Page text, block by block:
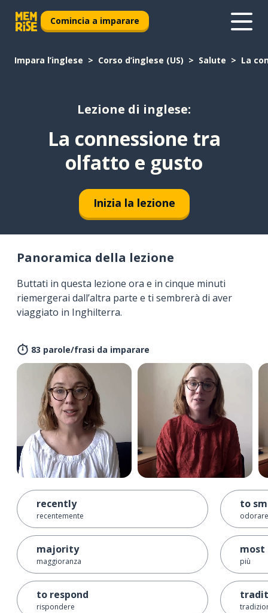
Comincia a imparare
Impara l’inglese Corso d’inglese (US) Salute La
Lezione di inglese:
La connessione tra
olfatto e gusto
Inizia la lezione
Panoramica della lezione
Buttati in questa lezione ora e in cinque minuti
riemergerai dall’altra parte e ti sembrerà di aver
viaggiato in Inghilterra.
83 parole/frasi da imparare
recently
recentemente
majority
maggioranza
to respond
rispondere
to
odorare
most
più